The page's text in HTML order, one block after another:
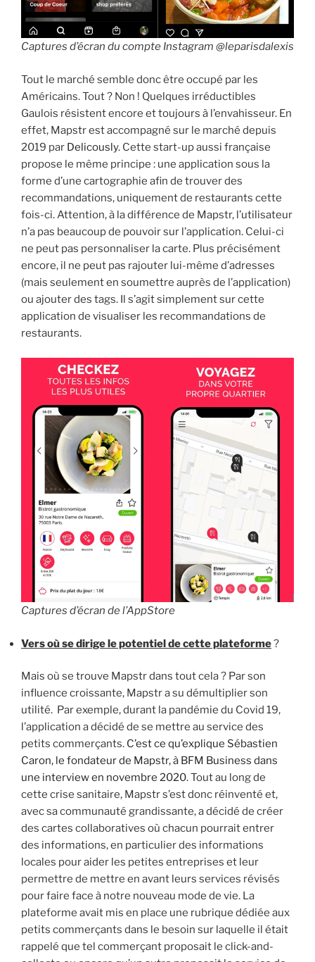
Captures d’écran du compte Instagram @leparisdalexis
Tout le marché semble donc être occupé par les
Américains. Tout ? Non ! Quelques irréductibles
Gaulois résistent encore et toujours à l’envahisseur. En
effet, Mapstr est accompagné sur le marché depuis
2019 par Delicously. Cette start-up aussi française
propose le même principe : une application sous la
forme d’une cartographie afin de trouver des
recommandations, uniquement de restaurants cette
fois-ci. Attention, à la différence de Mapstr, l’utilisateur
n’a pas beaucoup de pouvoir sur l’application. Celui-ci
ne peut pas personnaliser la carte. Plus précisément
encore, il ne peut pas rajouter lui-même d’adresses
(mais seulement en soumettre auprès de l’application)
ou ajouter des tags. Il s’agit simplement sur cette
application de visualiser les recommandations de
restaurants.
Captures d’écran de l’AppStore
Vers où se dirige le potentiel de cette plateforme?
Mais où se trouve Mapstr dans tout cela ? Par son
influence croissante, Mapstr a su démultiplier son
utilité. Par exemple, durant la pandémie du Covid 19,
l’application a décidé de se mettre au service des
petits commerçants. C’est ce qu’explique Sébastien
Caron, le fondateur de Mapstr, à BFM Business dans
une interview en novembre 2020. Tout au long de
cette crise sanitaire, Mapstr s’est donc réinventé et,
avec sa communauté grandissante, a décidé de créer
des cartes collaboratives où chacun pourrait entrer
des informations, en particulier des informations
locales pour aider les petites entreprises et leur
permettre de mettre en avant leurs services révisés
pour faire face à notre nouveau mode de vie. La
plateforme avait mis en place une rubrique dédiée aux
petits commerçants dans le besoin sur laquelle il était
rappelé que tel commerçant proposait le click-and-